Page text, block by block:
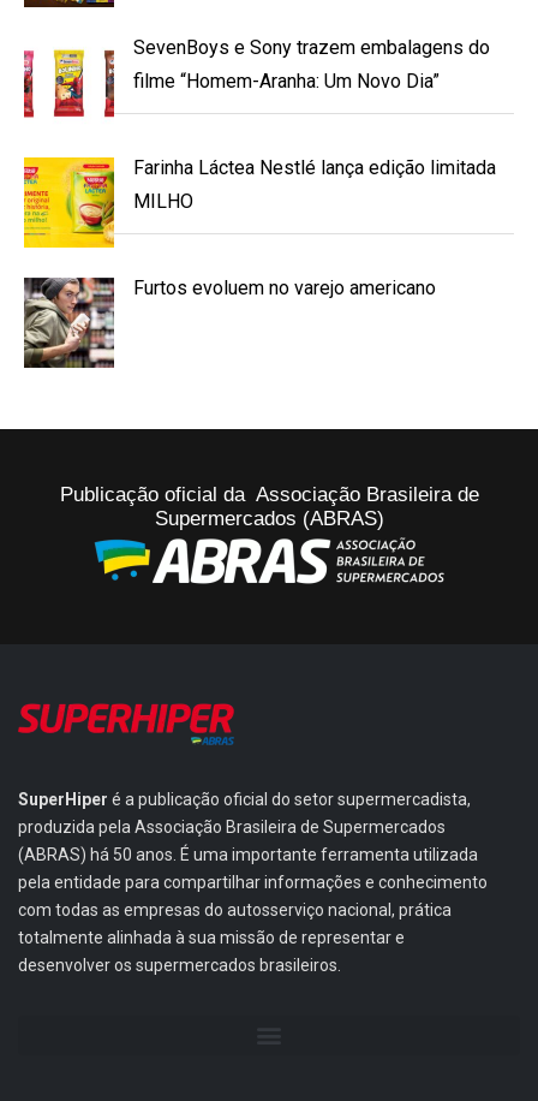
SevenBoys e Sony trazem embalagens do
filme “Homem-Aranha: Um Novo Dia”
Farinha Láctea Nestlé lança edição limitada
MILHO
Furtos evoluem no varejo americano
Publicação oficial da Associação Brasileira de
Supermercados (ABRAS)
SuperHiper é a publicação oficial do setor supermercadista,
produzida pela Associação Brasileira de Supermercados
(ABRAS) há 50 anos. É uma importante ferramenta utilizada
pela entidade para compartilhar informações e conhecimento
com todas as empresas do autosserviço nacional, prática
totalmente alinhada à sua missão de representar e
desenvolver os supermercados brasileiros.